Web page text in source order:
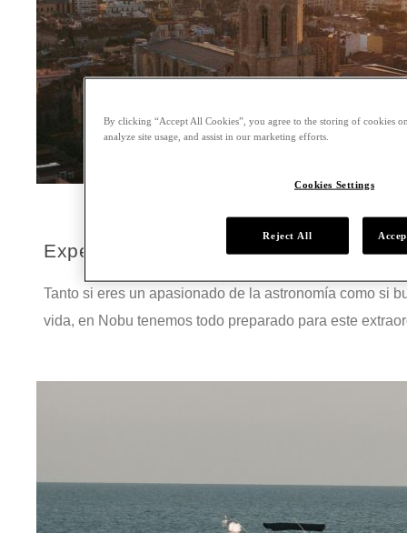
Experiencia Eclipse Solar
Tanto si eres un apasionado de la astronomía como si
vida, en Nobu tenemos todo preparado para este
By clicking “Accept All Cookies”, you agree to the storing of cookies
analyze site usage, and assist in our marketing efforts.
Cookies Settings
Reject All